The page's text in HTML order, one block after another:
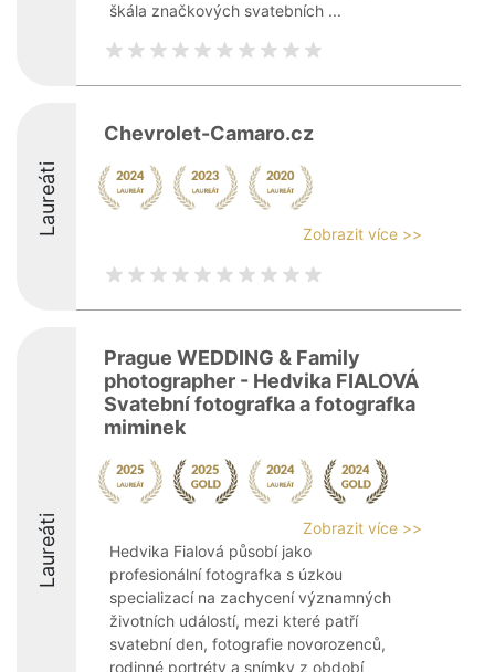
škála značkových svatebních ...
Laureáti
Chevrolet-Camaro.cz
Zobrazit více >>
Laureáti
Prague WEDDING & Family
photographer - Hedvika FIALOVÁ
Svatební fotografka a fotografka
miminek
Zobrazit více >>
Hedvika Fialová působí jako
profesionální fotografka s úzkou
specializací na zachycení významných
životních událostí, mezi které patří
svatební den, fotografie novorozenců,
rodinné portréty a snímky z období